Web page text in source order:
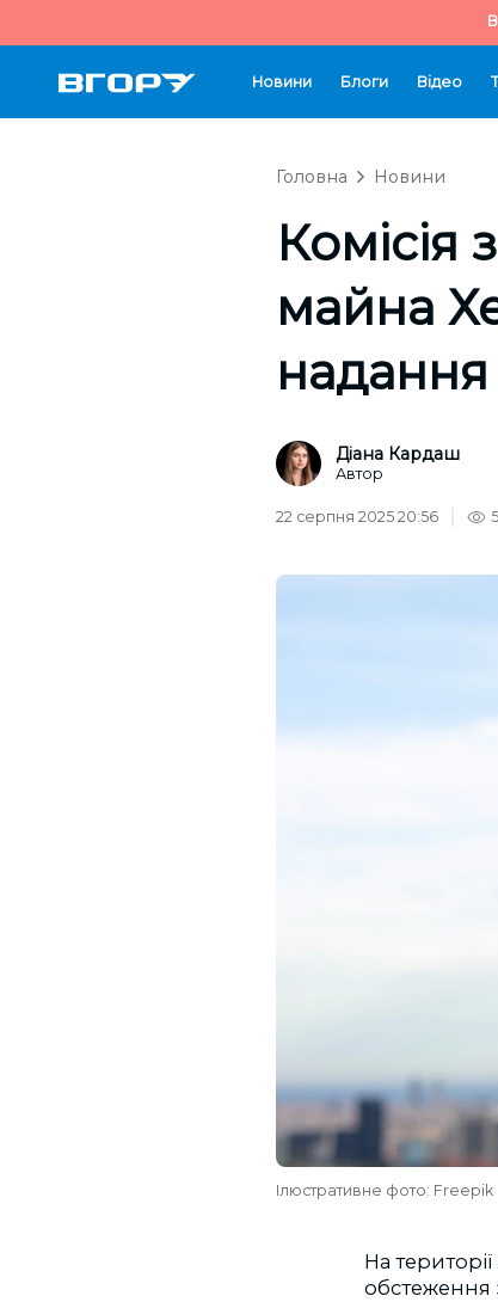
Новини Блоги Відео
Головна Новини
Комісія
майна
надання
Діана Кардаш
Автор
22 серпня 2025 20:56
Ілюстративне фото: Freepik
На
обстеження